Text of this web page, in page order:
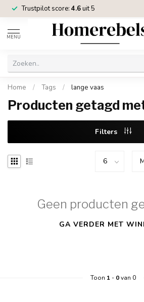
Trustpilot score: 4.6uit 5
MENU
Home / Tags / lange vaas
Producten getagd
Filters
Geen producten
GA VERDER MET
Toon 1- 0van 0